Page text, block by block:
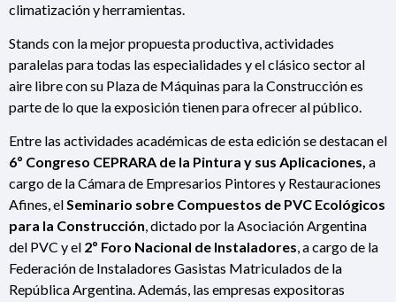
climatización y herramientas.
Stands con la mejor propuesta productiva, actividades
paralelas para todas las especialidades y el clásico sector al
aire libre con su Plaza de Máquinas para la Construcción es
parte de lo que la exposición tienen para ofrecer al público.
Entre las actividades académicas de esta edición se destacan el
6º Congreso CEPRARA de la Pintura y sus Aplicaciones, a
cargo de la Cámara de Empresarios Pintores y Restauraciones
Afines, elSeminario sobre Compuestos de PVC Ecológicos
para la Construcción, dictado por la Asociación Argentina
del PVC y el 2º Foro Nacional de Instaladores, a cargo de la
Federación de Instaladores Gasistas Matriculados de la
República Argentina. Además, las empresas expositoras